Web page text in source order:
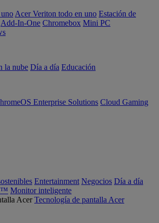
Acer Veriton todo en uno Estación de
Add-In-One Chromebox Mini PC
la nube Día a día Educación
Enterprise Solutions Cloud Gaming
Entertainment Negocios Día a día
Monitor inteligente
Tecnología de pantalla Acer